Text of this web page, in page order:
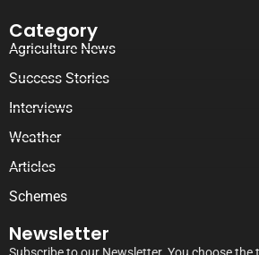
Category
Agriculture News
Success Stories
Interviews
Weather
Articles
Schemes
Newsletter